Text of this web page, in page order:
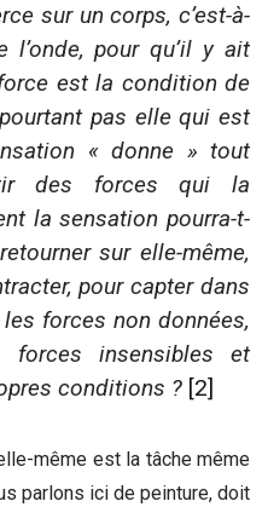
sur un corps, c’est-à-
pour qu’il y ait
est la condition de
pas elle qui est
« donne » tout
des forces qui la
la sensation pourra-t-
sur elle-même,
pour capter dans
forces non données,
insensibles et
conditions ? [2]
même est la tâche même
parlons ici de peinture, doit